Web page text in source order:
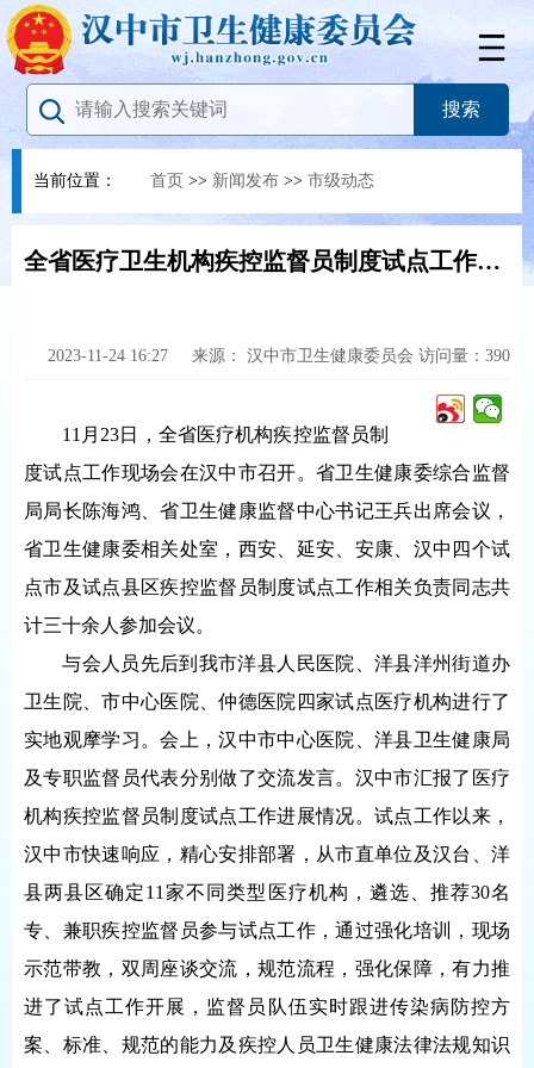
当前位置： 首页 >> 新闻发布 >> 市级动态
全省医疗卫生机构疾控监督员制度试点工作现场会在汉中召开
2023-11-24 16:27 来源： 汉中市卫生健康委员会 访问量： 390
11月23日，全省医疗机构疾控监督员制
度试点工作现场会在汉中市召开。省卫生健康委综合监督
局局长陈海鸿、省卫生健康监督中心书记王兵出席会议，
省卫生健康委相关处室，西安、延安、安康、汉中四个试
点市及试点县区疾控监督员制度试点工作相关负责同志共
计三十余人参加会议。
与会人员先后到我市洋县人民医院、洋县洋州街道办
卫生院、市中心医院、仲德医院四家试点医疗机构进行了
实地观摩学习。会上，汉中市中心医院、洋县卫生健康局
及专职监督员代表分别做了交流发言。汉中市汇报了医疗
机构疾控监督员制度试点工作进展情况。试点工作以来，
汉中市快速响应，精心安排部署，从市直单位及汉台、洋
县两县区确定11家不同类型医疗机构，遴选、推荐30名
专、兼职疾控监督员参与试点工作，通过强化培训，现场
示范带教，双周座谈交流，规范流程，强化保障，有力推
进了试点工作开展，监督员队伍实时跟进传染病防控方
案、标准、规范的能力及疾控人员卫生健康法律法规知识